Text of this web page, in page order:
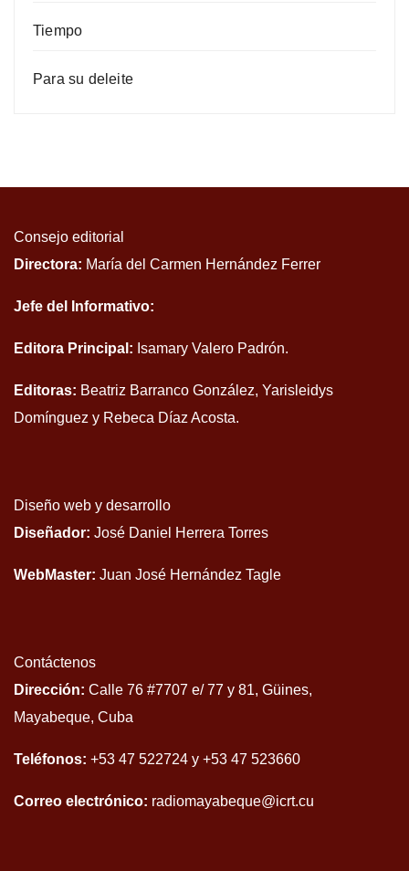
Tiempo
Para su deleite
Consejo editorial
Directora: María del Carmen Hernández Ferrer
Jefe del Informativo:
Editora Principal: Isamary Valero Padrón.
Editoras: Beatriz Barranco González, Yarisleidys
Domínguez y Rebeca Díaz Acosta.
Diseño web y desarrollo
Diseñador: José Daniel Herrera Torres
WebMaster: Juan José Hernández Tagle
Contáctenos
Dirección: Calle 76 #7707 e/ 77 y 81, Güines,
Mayabeque, Cuba
Teléfonos: +53 47 522724 y +53 47 523660
Correo electrónico: radiomayabeque@icrt.cu